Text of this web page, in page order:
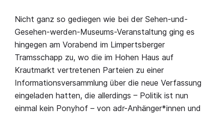
Nicht ganz so gediegen wie bei der Sehen-und-
Gesehen-werden-Museums-Veranstaltung ging es
hingegen am Vorabend im Limpertsberger
Tramsschapp zu, wo die im Hohen Haus auf
Krautmarkt vertretenen Parteien zu einer
Informationsversammlung über die neue Verfassung
eingeladen hatten, die allerdings – Politik ist nun
einmal kein Ponyhof – von adr-Anhänger*innen und